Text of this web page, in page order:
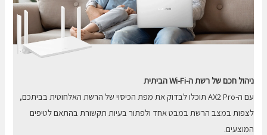
ניהול חכם של רשת ה-Wi-Fiהביתית
עם ה-AX2 Pro תוכלו לבדוק את מפת הכיסוי של הרשת האלחוטית בביתכם,
לצפות במצב הרשת במבט אחד ולפתור בעיות תקשורת בהתאם לטיפים
המוצעים.